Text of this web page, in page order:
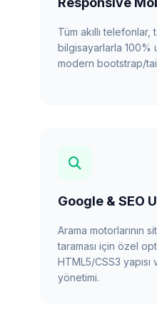
Tüm akıllı
bilgisayarlarla 100%
modern bootstrap/
Google & SEO
Arama motorlarının
taraması için özel
HTML5/CSS3
yönetimi.